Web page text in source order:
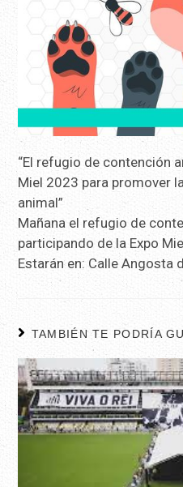
“El refugio de contención
Miel 2023 para promover
animal”
Mañana el refugio de
participando de la Expo
Estarán en: Calle Angosta
TAMBIÉN TE PODRÍA